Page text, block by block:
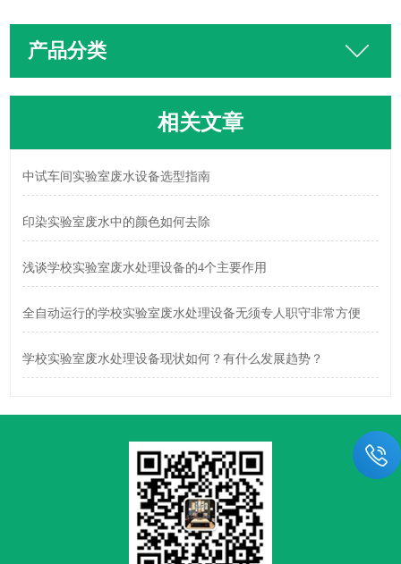
产品分类
相关文章
中试车间实验室废水设备选型指南
印染实验室废水中的颜色如何去除
浅谈学校实验室废水处理设备的4个主要作用
全自动运行的学校实验室废水处理设备无须专人职守非常方便
学校实验室废水处理设备现状如何？有什么发展趋势？